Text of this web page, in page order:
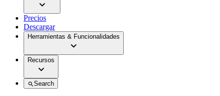
Precios
Descargar
Herramientas & Funcionalidades
Recursos
Search